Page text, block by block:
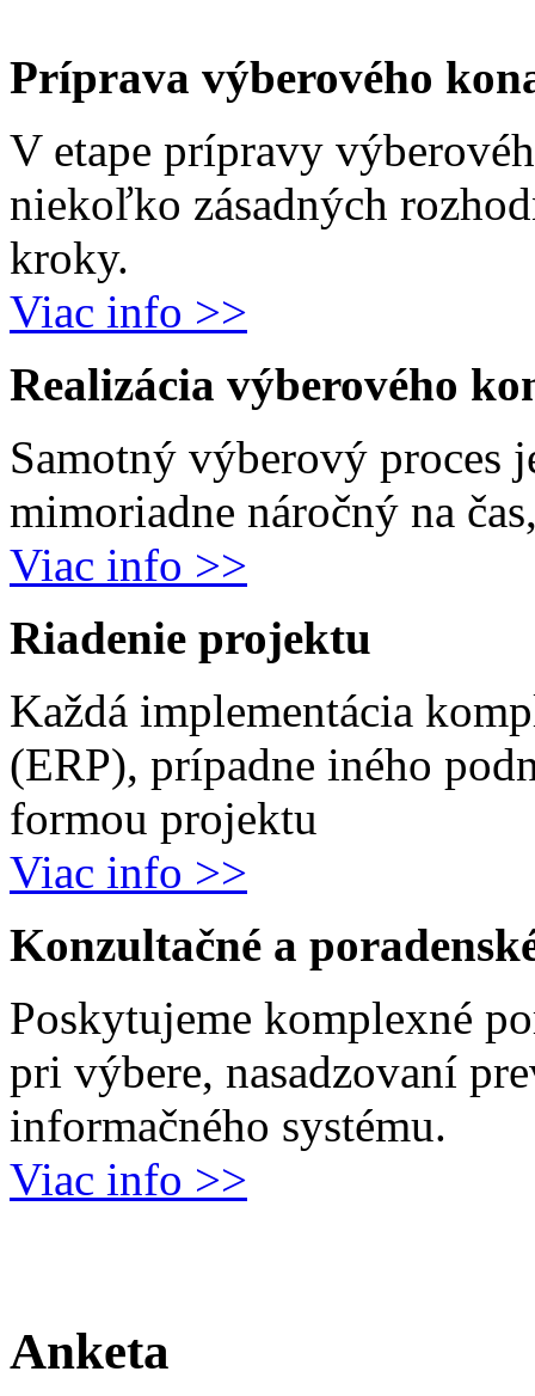
Príprava výberového
V etape prípravy
niekoľko zásadných
kroky.
Viac info >>
Realizácia výberového
Samotný výberový proces
mimoriadne náročný na
Viac info >>
Riadenie projektu
Každá implementácia
(ERP), prípadne iného
formou projektu
Viac info >>
Konzultačné a
Poskytujeme komplexné
pri výbere, nasadzovaní
informačného systému.
Viac info >>
Anketa